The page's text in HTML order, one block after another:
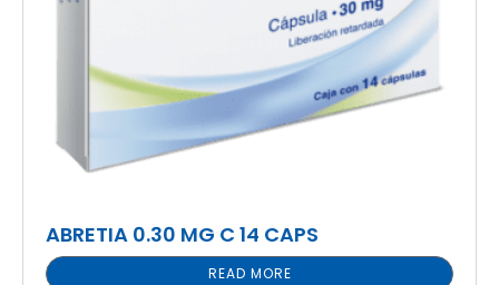
ABRETIA 0.30 MG C 14 CAPS
READ MORE